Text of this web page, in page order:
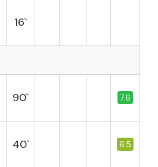
16`
90` 7.6
40` 6.5